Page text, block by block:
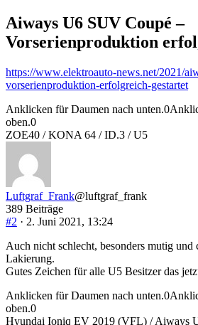
Aiways U6 SUV Coupé –
Vorserienproduktion
https://www.elektroauto-news.net/2021/
vorserienproduktion-erfolgreich-gestartet
Anklicken für Daumen nach unten.0
oben.0
ZOE40 / KONA 64 / ID.3 / U5
Luftgraf_Frank@luftgraf_frank
389 Beiträge
#2 · 2. Juni 2021, 13:24
Auch nicht schlecht, besonders mutig
Lakierung.
Gutes Zeichen für alle U5 Besitzer das
Anklicken für Daumen nach unten.0
oben.0
Hyundai Ioniq EV 2019 (VFL) / Aiways